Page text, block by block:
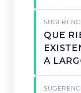
QUE
A